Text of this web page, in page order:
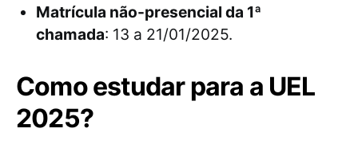
Matrícula não-presencial da 1ª
chamada: 13 a 21/01/2025.
Como estudar para a UEL
2025?